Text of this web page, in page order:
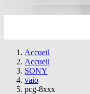
Accueil
Accueil
SONY
vaio
pcg-8xxx